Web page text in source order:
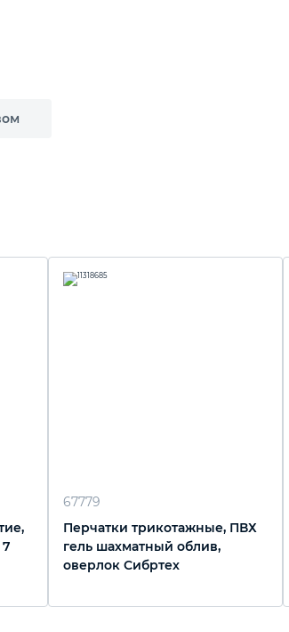
67779
Перчатки трикотажные, ПВХ
гель шахматный облив,
оверлок Сибртех